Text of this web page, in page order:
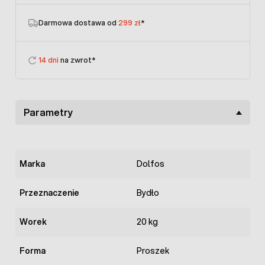
Darmowa dostawa od 299 zł*
14 dni na zwrot*
Parametry
Marka Dolfos
Przeznaczenie Bydło
Worek 20 kg
Forma Proszek